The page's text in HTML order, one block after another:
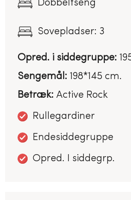
Dobbeltseng
Sovepladser: 3
Opred. i siddegruppe:
Sengemål: 198*145 cm.
Betræk: Active Rock
Rullegardiner
Endesiddegruppe
Opred. I siddegrp.